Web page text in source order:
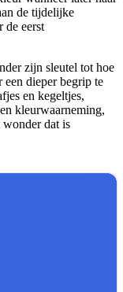
de tijdelijke
de eerst
zijn sleutel tot hoe
dieper begrip te
en kegeltjes,
kleurwaarneming,
dat is